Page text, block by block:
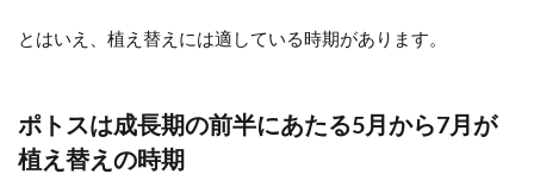
と本物のどちらかで悩んだら
ち着きを感じますね。 観葉植物を置きたくて
もお手入れが...
とはいえ、植え替えには適している時期があります。
ポトスは成長期の前半にあたる5月から7月が
植え替えの時期